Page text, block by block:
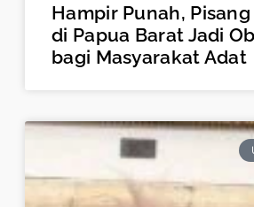
Hampir Punah, Pisang
di Papua Barat Jadi
bagi Masyarakat Adat